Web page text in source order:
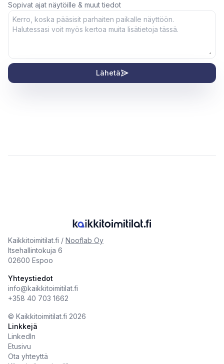
Sopivat ajat näytöille & muut tiedot
Lähetä
Kaikkitoimitilat.fi / Nooflab Oy
Itsehallintokuja 6
02600 Espoo
Yhteystiedot
info@kaikkitoimitilat.fi
+358 40 703 1662
©️ Kaikkitoimitilat.fi 2026
Linkkejä
LinkedIn
Etusivu
Ota yhteyttä